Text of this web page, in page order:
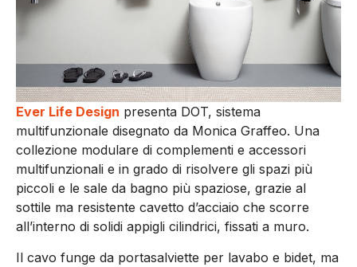
Ever Life Design presenta DOT, sistema
multifunzionale disegnato da Monica Graffeo. Una
collezione modulare di complementi e accessori
multifunzionali e in grado di risolvere gli spazi più
piccoli e le sale da bagno più spaziose, grazie al
sottile ma resistente cavetto d’acciaio che scorre
all’interno di solidi appigli cilindrici, fissati a muro.
Il cavo funge da portasalviette per lavabo e bidet, ma